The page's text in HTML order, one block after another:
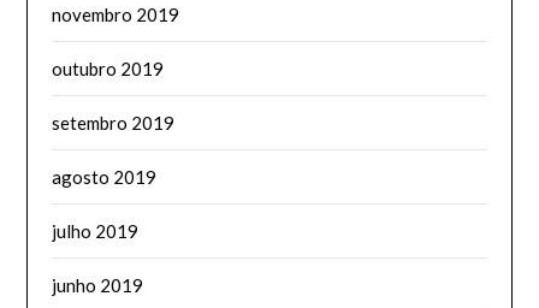
novembro 2019
outubro 2019
setembro 2019
agosto 2019
julho 2019
junho 2019